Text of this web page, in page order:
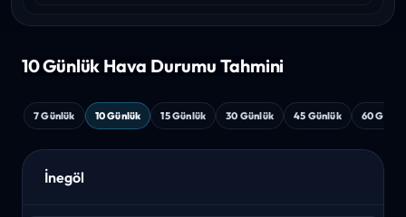
10 Günlük Hava Durumu Tahmini
7 Günlük 10 Günlük 15 Günlük 30 Günlük 45 Günlük 60
İnegöl